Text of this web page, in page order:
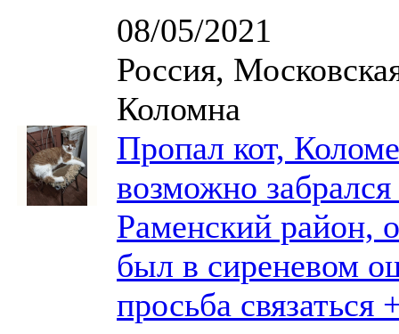
08/05/2021
Россия,
Коломна
Пропал кот,
возможно
Раменский район,
был в сиреневом
просьба связаться